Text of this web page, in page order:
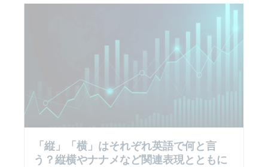
「縦」「横」はそれぞれ英語で何と言
う？縦横やナナメなど関連表現とともに